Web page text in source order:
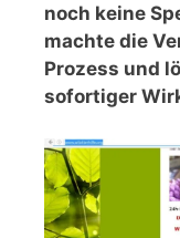
noch keine
machte die
Prozess und
sofortiger